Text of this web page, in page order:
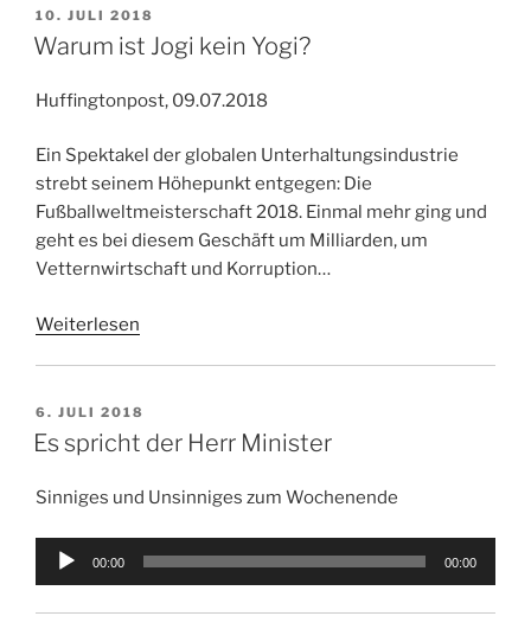
VERÖFFENTLICHT
AM
10. JULI 2018
Warum ist Jogi kein Yogi?
Huffingtonpost, 09.07.2018
Ein Spektakel der globalen Unterhaltungsindustrie
strebt seinem Höhepunkt entgegen: Die
Fußballweltmeisterschaft 2018. Einmal mehr ging und
geht es bei diesem Geschäft um Milliarden, um
Vetternwirtschaft und Korruption…
Weiterlesen
VERÖFFENTLICHT
AM
6. JULI 2018
Es spricht der Herr Minister
Sinniges und Unsinniges zum Wochenende
Audio-
00:00 00:00